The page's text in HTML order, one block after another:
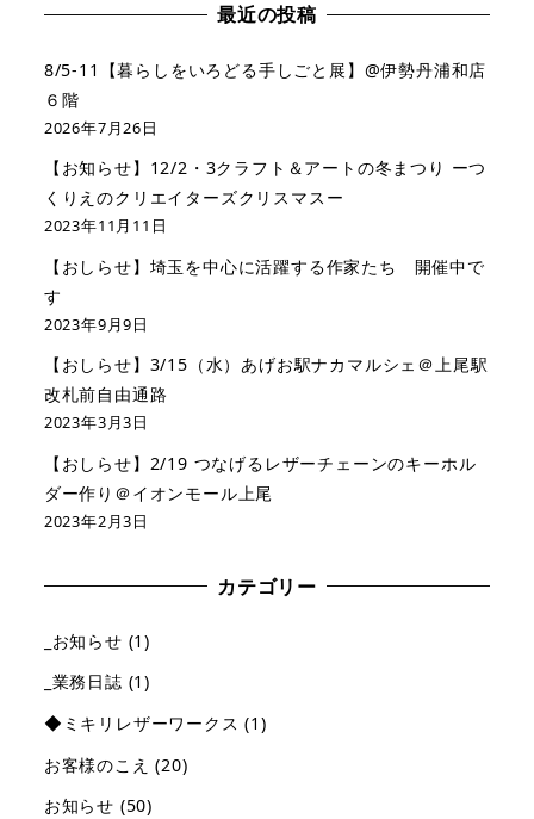
最近の投稿
8/5-11【暮らしをいろどる手しごと展】@伊勢丹浦和店
６階
2026年7月26日
【お知らせ】12/2・3クラフト＆アートの冬まつり ーつ
くりえのクリエイターズクリスマスー
2023年11月11日
【おしらせ】埼玉を中心に活躍する作家たち 開催中で
す
2023年9月9日
【おしらせ】3/15（水）あげお駅ナカマルシェ＠上尾駅
改札前自由通路
2023年3月3日
【おしらせ】2/19 つなげるレザーチェーンのキーホル
ダー作り＠イオンモール上尾
2023年2月3日
カテゴリー
_お知らせ (1)
_業務日誌 (1)
◆ミキリレザーワークス (1)
お客様のこえ (20)
お知らせ (50)